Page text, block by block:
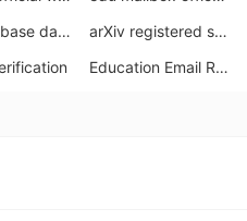
seer database data download
arXiv registered student edu email
Education Email Requestorigin